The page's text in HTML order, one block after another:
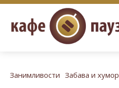
Занимливости Забава и хумор